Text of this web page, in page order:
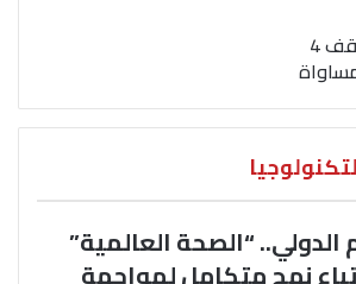
السياسية.. تركيا توقف 4
الدولي.. “الصحة العالمية”
نهج متكامل لمواجهة